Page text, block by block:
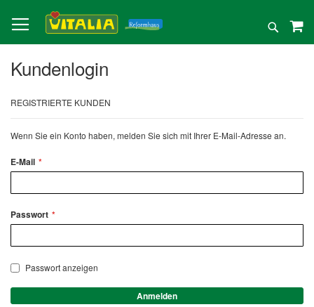
zum
Inhalt
Suche
Kundenlogin
REGISTRIERTE KUNDEN
Wenn Sie ein Konto haben, melden Sie sich mit Ihrer E-Mail-Adresse an.
E-Mail
Passwort
Passwort anzeigen
Anmelden